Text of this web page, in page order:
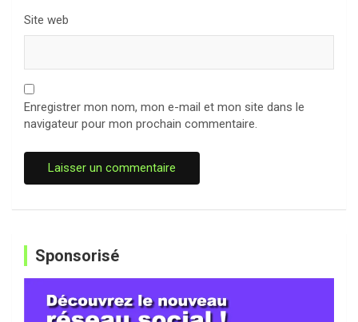
Site web
Enregistrer mon nom, mon e-mail et mon site dans le
navigateur pour mon prochain commentaire.
Sponsorisé